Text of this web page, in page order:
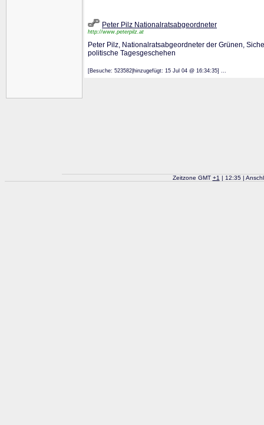
Peter Pilz Nationalratsabgeordneter
http://www.peterpilz.at
Peter Pilz, Nationalratsabgeordneter der Grünen,
politische Tagesgeschehen
[Besuche: 523582|hinzugefügt: 15 Jul 04 @ 16:34:35] ...
Zeitzone GMT +1 | 12:35 |